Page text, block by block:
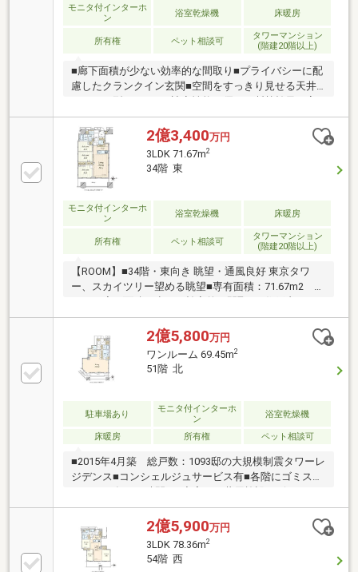
間可
モニタ付インターホ
ン
浴室乾燥機 床暖房
所有権 ペット相談可
タワーマンション
(階建20階以上)
■廊下面積が少ない効率的な間取り■プライバシーに配
慮したクランクイン玄関■空間をすっきり見せる天井
い複層ガラス■足元から部屋全体を暖めるTES式温水
床暖房■明るい光を取り込むハイサッシ■作業スペース
を広く、動線の短い使い勝手の良いL字キッチン
■1.4m×1.8mサイズのゆったり浴室■収納豊富な洗面化
粧台■収納豊富：サービスルーム、シューズインクロ
ーゼット■タンクレストイレ：手洗いボウル付■2026年
7月新規リフォーム物件
2億3,400万円
3LDK 71.67m2
34階 東
モニタ付インターホ
ン
浴室乾燥機 床暖房
所有権 ペット相談可
タワーマンション
(階建20階以上)
【ROOM】■34階・東向き 眺望・通風良好 東京タワ
ー、スカイツリー望める眺望■専有面積：71.67m2
ット設計■プライバシーに配慮したクランクイン玄関■
空間をすっきり見せる天井カセット型エアコン■遮音
性能に優れ、断熱効果の高い複層ガラス■足元から部
屋全体を暖めるTES式温水床暖房■明るい光を取り込
むハイサッシ■リビングダイニングを見渡せるカウン
焚、浴室暖房乾燥機、魔法びん浴槽）
2億5,800万円
ワンルーム 69.45m2
51階 北
駐車場あり
モニタ付インターホ
ン
浴室乾燥機
床暖房 所有権 ペット相談可
■2015年4月築 総戸数：1093邸の大規模制震タワーレ
ジデンス■コンシェルジュサービス有■各階にゴミステ
ウンジ、ゲストルーム、フィットネス等）
2億5,900万円
3LDK 78.36m2
54階 西